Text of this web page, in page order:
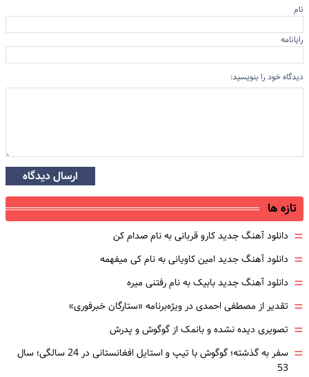
نام
رایانامه
دیدگاه خود را بنویسید:
ارسال دیدگاه
تازه ها
= دانلود آهنگ جدید کارو قربانی به نام صدام کن
= دانلود آهنگ جدید امین کاویانی به نام کی میفهمه
= دانلود آهنگ جدید بابیک به نام رفتنی میره
= تقدیر از مصطفی احمدی در ویژه‌برنامه «ستارگان خبرفوری»
= تصویری دیده نشده و بانمک از گوگوش و پدرش
=
سفر به گذشته؛ گوگوش با تیپ و استایل افغانستانی در 24 سالگی؛ سال
53